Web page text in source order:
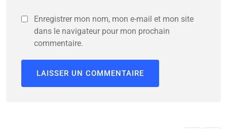
Enregistrer mon nom, mon e-mail et mon site
dans le navigateur pour mon prochain
commentaire.